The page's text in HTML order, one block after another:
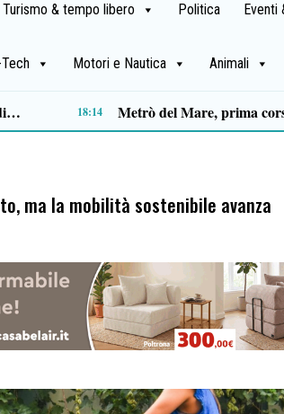
Turismo & tempo libero Politica Eventi
Motori e Nautica Animali
Capaccio Paestum spazio di legalità: oltre 43 ettari di beni confiscati destinati a progetti sociali 14:14
ma la mobilità sostenibile avanza